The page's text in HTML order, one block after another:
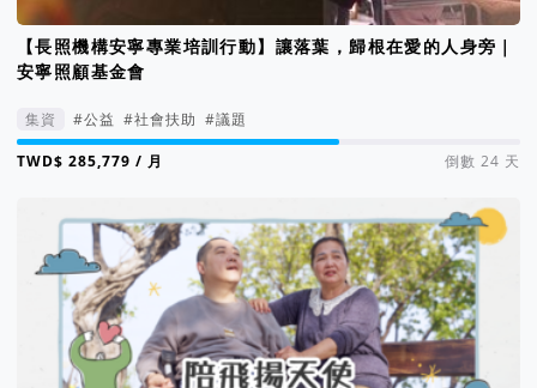
【長照機構安寧專業培訓行動】讓落葉，歸根在愛的人身旁｜
安寧照顧基金會
集資 #公益 #社會扶助 #議題
集資進度 64%
/ 月 倒數 24 天